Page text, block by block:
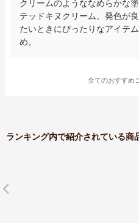
クリームのようななめらかな
テッドキヌクリーム。発色が
たいときにぴったりなアイテ
め。
全てのおすすめ
ランキング内で紹介されている商